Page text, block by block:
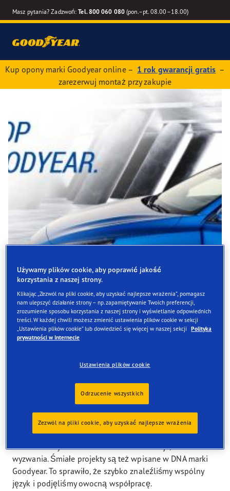
Masz pytania? Zadzwoń:Tel. 800 060 080(pon.–pt. 08.00–18.00)
Kup opony marki Goodyear online – 1 rok gwarancji gratis –
zarezerwuj montaż przy zakupie
Gotowy na SuperSport
nie chodzi tylko o duży wzrost. Od lat z powodzeniem
próbuje swoich sił w wielu obszarach – na koncie ma już
a nawet niezwykły autorski program podróżniczy,
zatytułowany „Niezwykłe Stany Prokopa”. Dziennikarz jest
też fanem szybkich samochodów i deklaruje, że lubi
wyzwania. Śmiałe projekty są też wpisane w DNA marki
Goodyear. To sprawiło, że szybko znaleźliśmy wspólny
język i podjęliśmy owocną współpracę.
Używamy plików cookie, aby poprawić jakość
korzystania z naszej strony.
Klikając „Zezwól na pliki cookie, aby uzyskać najlepsze wrażenia”, pomagasz
nam ulepszyć działanie strony – np. zapamiętywanie Twoich preferencji,
zrozumienie sposobu korzystania z naszej strony i wyświetlanie odpowiednich
treści. W każdej chwili możesz zmienić ustawienia plików cookie w sekcji
„Ustawienia plików cookie” lub dowiedzieć się więcej w naszej sekcji
Polityka
prywatności w Internecie
Ustawienia plików cookie
Odrzucenie wszystkich
Zezwól na pliki cookie, aby uzyskać najlepsze wrażenia